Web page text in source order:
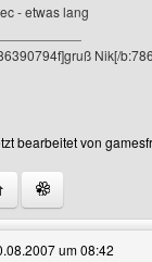
- etwas lang
Nik[/
bearbeitet von
dieses
um 08:42